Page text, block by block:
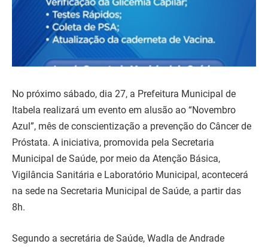
No próximo sábado, dia 27, a Prefeitura Municipal de
Itabela realizará um evento em alusão ao “Novembro
Azul”, mês de conscientização a prevenção do Câncer de
Próstata. A iniciativa, promovida pela Secretaria
Municipal de Saúde, por meio da Atenção Básica,
Vigilância Sanitária e Laboratório Municipal, acontecerá
na sede na Secretaria Municipal de Saúde, a partir das
8h.
Segundo a secretária de Saúde, Wadla de Andrade